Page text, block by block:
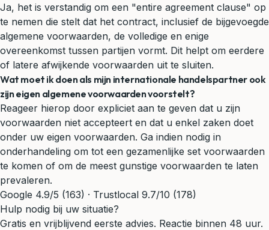
Ja, het is verstandig om een "entire agreement clause" op
te nemen die stelt dat het contract, inclusief de bijgevoegde
algemene voorwaarden, de volledige en enige
overeenkomst tussen partijen vormt. Dit helpt om eerdere
of latere afwijkende voorwaarden uit te sluiten.
Wat moet ik doen als mijn internationale handelspartner ook
zijn eigen algemene voorwaarden voorstelt?
Reageer hierop door expliciet aan te geven dat u zijn
voorwaarden niet accepteert en dat u enkel zaken doet
onder uw eigen voorwaarden. Ga indien nodig in
onderhandeling om tot een gezamenlijke set voorwaarden
te komen of om de meest gunstige voorwaarden te laten
prevaleren.
Google 4.9/5 (163) · Trustlocal 9.7/10 (178)
Hulp nodig bij uw situatie?
Gratis en vrijblijvend eerste advies. Reactie binnen 48 uur.